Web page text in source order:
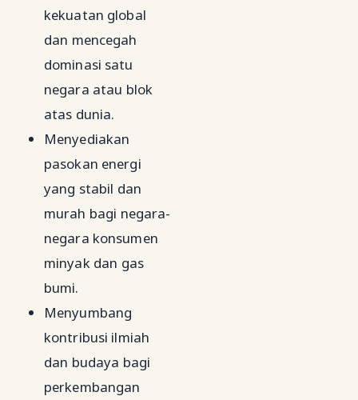
kekuatan global
dan mencegah
dominasi satu
negara atau blok
atas dunia.
Menyediakan
pasokan energi
yang stabil dan
murah bagi negara-
negara konsumen
minyak dan gas
bumi.
Menyumbang
kontribusi ilmiah
dan budaya bagi
perkembangan